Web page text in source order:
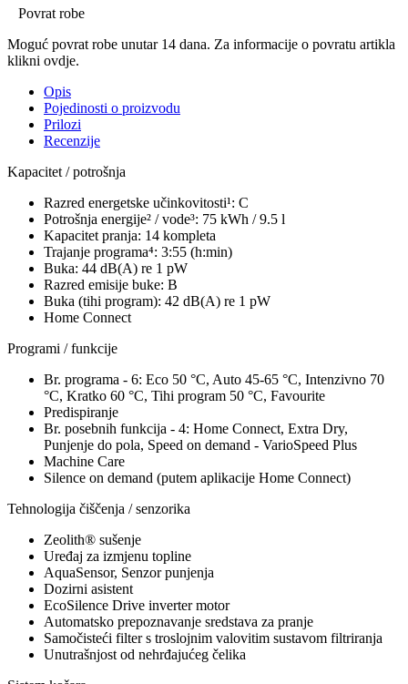
Povrat robe
Moguć povrat robe unutar 14 dana. Za informacije o povratu artikla
klikni ovdje.
Opis
Pojedinosti o proizvodu
Prilozi
Recenzije
Kapacitet / potrošnja
Razred energetske učinkovitosti¹: C
Potrošnja energije² / vode³: 75 kWh / 9.5 l
Kapacitet pranja: 14 kompleta
Trajanje programa⁴: 3:55 (h:min)
Buka: 44 dB(A) re 1 pW
Razred emisije buke: B
Buka (tihi program): 42 dB(A) re 1 pW
Home Connect
Programi / funkcije
Br. programa - 6: Eco 50 °C, Auto 45-65 °C, Intenzivno 70
°C, Kratko 60 °C, Tihi program 50 °C, Favourite
Predispiranje
Br. posebnih funkcija - 4: Home Connect, Extra Dry,
Punjenje do pola, Speed on demand - VarioSpeed Plus
Machine Care
Silence on demand (putem aplikacije Home Connect)
Tehnologija čiščenja / senzorika
Zeolith® sušenje
Uređaj za izmjenu topline
AquaSensor, Senzor punjenja
Dozirni asistent
EcoSilence Drive inverter motor
Automatsko prepoznavanje sredstava za pranje
Samočisteći filter s troslojnim valovitim sustavom filtriranja
Unutrašnjost od nehrđajućeg čelika